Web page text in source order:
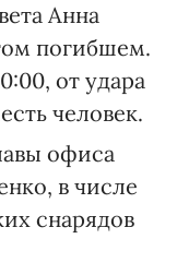
Анна
погибшем.
от удара
человек.
офиса
в числе
снарядов